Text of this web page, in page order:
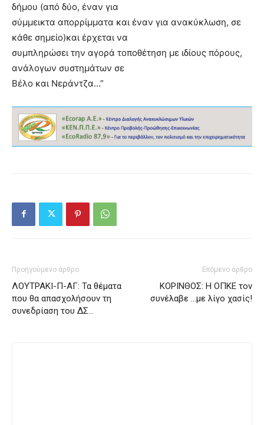
δήμου (από δύο, έναν για
σύμμεικτα απορρίμματα και έναν για ανακύκλωση, σε
κάθε σημείο)και έρχεται να
συμπληρώσει την αγορά τοποθέτηση με ιδίους πόρους,
ανάλογων συστημάτων σε
Βέλο και Νεράντζα…”
Προηγούμενο άρθρο
ΛΟΥΤΡΑΚΙ-Π-ΑΓ: Τα θέματα
που θα απασχολήσουν τη
συνεδρίαση του ΔΣ…
Επόμενο άρθρο
ΚΟΡΙΝΘΟΣ: Η ΟΠΚΕ τον
συνέλαβε …με λίγο χασίς!